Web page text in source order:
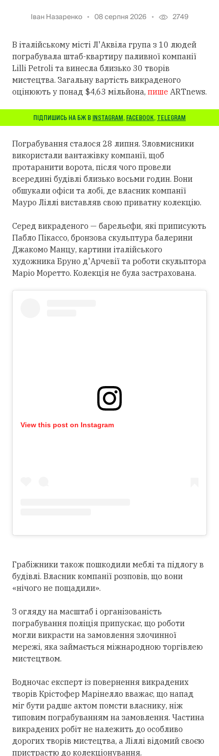
Іван Назаренко 08 серпня 2026 2749
В італійському місті Л'Аквіла група з 10 людей
пограбувала штаб-квартиру паливної компанії
Lilli Petroli та винесла близько 30 творів
мистецтва. Загальну вартість викраденого
оцінюють у понад $4,63 мільйона, пише ARTnews.
ПІДПИШИСЬ НА БЖ В INSTAGRAM, FACEBOOK, TELEGRAM
Пограбування сталося 28 липня. Зловмисники
використали вантажівку компанії, щоб
протаранити ворота, після чого провели
всередині будівлі близько восьми годин. Вони
обшукали офіси та лобі, де власник компанії
Мауро Ліллі виставляв свою приватну колекцію.
Серед викраденого — барельєфи, які приписують
Пабло Пікассо, бронзова скульптура балерини
Джакомо Манцу, картини італійського
художника Бруно д'Арчевії та роботи скульптора
Маріо Моретто. Колекція не була застрахована.
View this post on Instagram
Грабіжники також пошкодили меблі та підлогу в
будівлі. Власник компанії розповів, що вони
«нічого не пощадили».
З огляду на масштаб і організованість
пограбування поліція припускає, що роботи
могли викрасти на замовлення злочинної
мережі, яка займається міжнародною торгівлею
мистецтвом.
Водночас експерт із повернення викрадених
творів Крістофер Марінелло вважає, що напад
міг бути радше актом помсти власнику, ніж
типовим пограбуванням на замовлення. Частина
викрадених робіт не належить до особливо
дорогих творів мистецтва, а Ліллі відомий своєю
пристрастю до колекціонування.